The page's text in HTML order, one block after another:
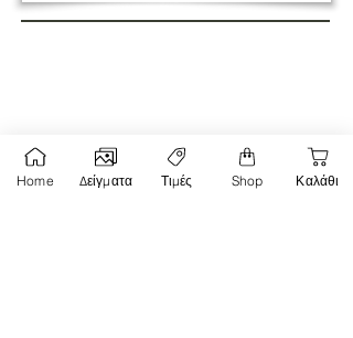
Σχόλια
Home Δείγματα Τιμές Shop Καλάθι